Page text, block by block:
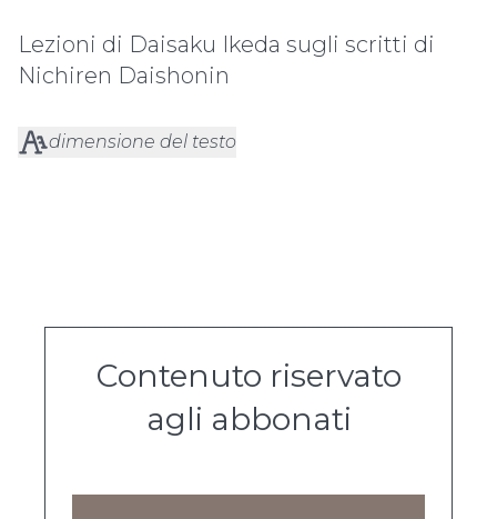
Lezioni di Daisaku Ikeda sugli scritti di
Nichiren Daishonin
dimensione del testo
Contenuto riservato
agli abbonati